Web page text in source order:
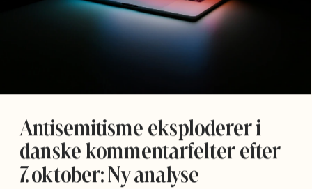
Antisemitisme eksploderer i
danske kommentarfelter efter
7. oktober: Ny analyse